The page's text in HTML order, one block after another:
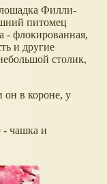
Филли-
питомец
- флокированная,
и другие
столик,
он в короне, у
- чашка и